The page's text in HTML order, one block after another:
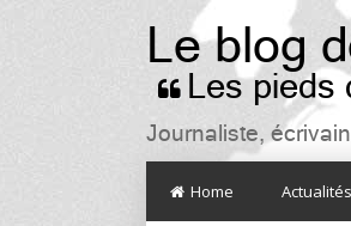
Le blog
 Les pieds
Journaliste,
Home Actualités